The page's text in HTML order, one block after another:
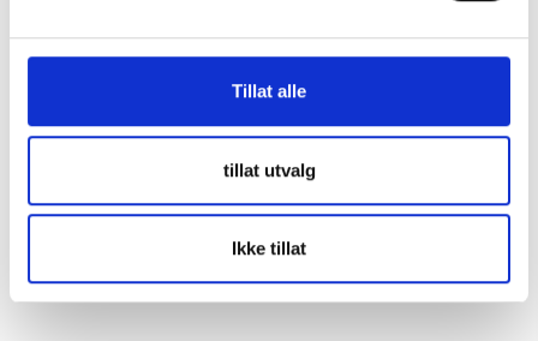
Tillat alle
tillat utvalg
Ikke tillat
Produktdirektør/ Product Manager
Telefon(+47) 92 60 04 31
andy@collective-wines.no